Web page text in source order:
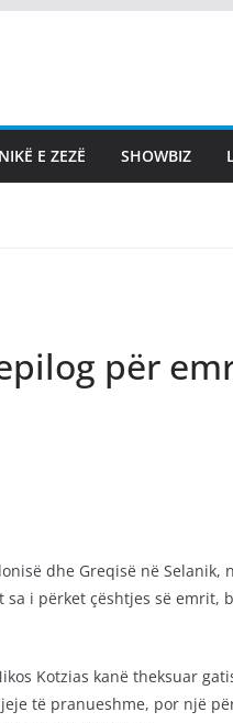
E ZEZË SHOWBIZ
për
dhe Greqisë në Selanik,
i përket çështjes së emrit,
Kotzias kanë theksuar
të pranueshme, por një